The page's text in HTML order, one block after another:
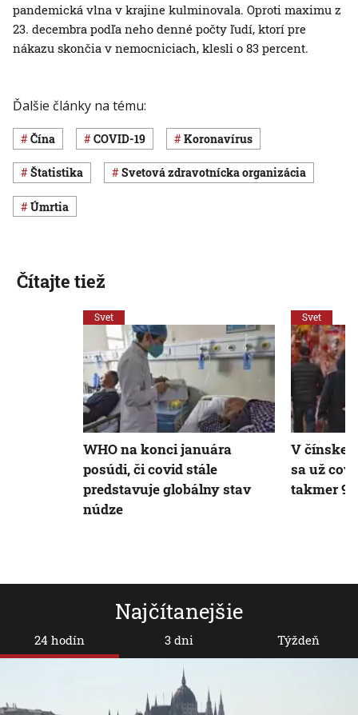
pandemická vlna v krajine kulminovala. Oproti maximu z
23. decembra podľa neho denné počty ľudí, ktorí pre
nákazu skončia v nemocniciach, klesli o 83 percent.
Ďalšie články na tému:
Čína COVID-19 koronavírus
štatistika Svetová zdravotnícka organizácia
úmrtia
Najčítanejšie
24 hodín 3 dni Týždeň
Čítajte tiež
Svet
WHO na konci januára
posúdi, či covid stále
predstavuje globálny stav
núdze
Svet
V čínskej
sa už
takmer